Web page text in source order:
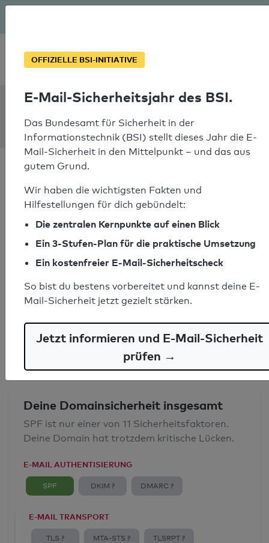
Soforthilfe bei Notfällen
comwerx.de
SPF-Check bestanden
Ihr SPF-Record Prüfergebnis
Syntaxprüfung: 0 Fehler
E-Mail-Spoofingschutz: Gut
Deine Domainsicherheit insgesamt
SPF ist nur einer von 11 Sicherheitsfaktoren.
Deine Domain hat trotzdem kritische Lücken.
E-MAIL AUTHENTISIERUNG
SPF DKIM ? DMARC ?
E-MAIL TRANSPORT
TLS ? MTA-STS ? TLSRPT ?
OFFIZIELLE BSI-INITIATIVE
E-Mail-Sicherheitsjahr des BSI.
Das Bundesamt für Sicherheit in der
Informationstechnik (BSI) stellt dieses Jahr die E-
Mail-Sicherheit in den Mittelpunkt – und das aus
gutem Grund.
Wir haben die wichtigsten Fakten und
Hilfestellungen für dich gebündelt:
Die zentralen Kernpunkte auf einen Blick
Ein 3-Stufen-Plan für die praktische Umsetzung
Ein kostenfreier E-Mail-Sicherheitscheck
So bist du bestens vorbereitet und kannst deine E-
Mail-Sicherheit jetzt gezielt stärken.
Jetzt informieren und E-Mail-Sicherheit
prüfen →